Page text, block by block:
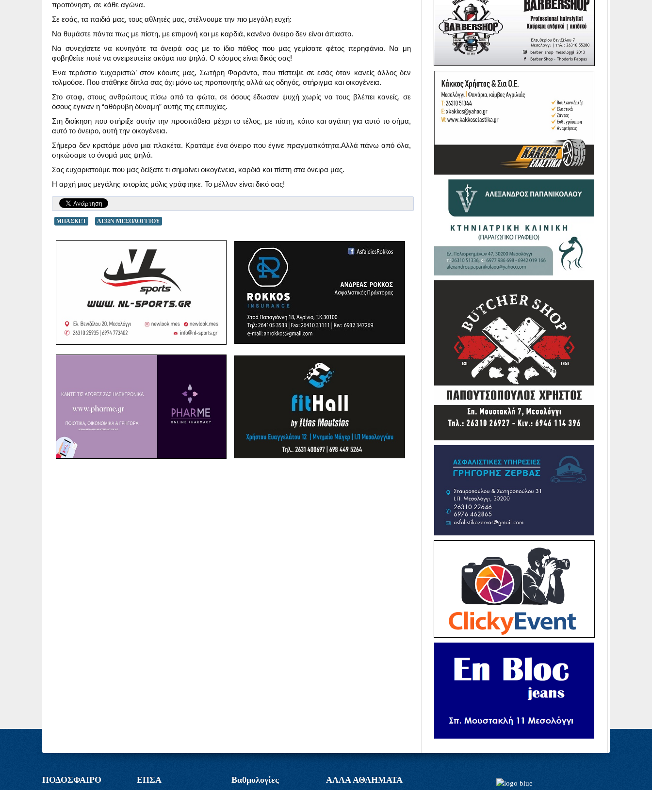
προπόνηση, σε κάθε αγώνα.
Σε εσάς, τα παιδιά μας, τους αθλητές μας, στέλνουμε την πιο μεγάλη ευχή:
Να θυμάστε πάντα πως με πίστη, με επιμονή και με καρδιά, κανένα όνειρο δεν είναι άπιαστο.
Να συνεχίσετε να κυνηγάτε τα όνειρά σας με το ίδιο πάθος που μας γεμίσατε φέτος περηφάνια. Να μη
φοβηθείτε ποτέ να ονειρευτείτε ακόμα πιο ψηλά. Ο κόσμος είναι δικός σας!
Ένα τεράστιο ‘ευχαριστώ’ στον κόουτς μας, Σωτήρη Φαράντο, που πίστεψε σε εσάς όταν κανείς άλλος δεν
τολμούσε. Που στάθηκε δίπλα σας όχι μόνο ως προπονητής αλλά ως οδηγός, στήριγμα και οικογένεια.
Στο σταφ, στους ανθρώπους πίσω από τα φώτα, σε όσους έδωσαν ψυχή χωρίς να τους βλέπει κανείς, σε
όσους έγιναν η “αθόρυβη δύναμη” αυτής της επιτυχίας.
Στη διοίκηση που στήριξε αυτήν την προσπάθεια μέχρι το τέλος, με πίστη, κόπο και αγάπη για αυτό το σήμα,
αυτό το όνειρο, αυτή την οικογένεια.
Σήμερα δεν κρατάμε μόνο μια πλακέτα. Κρατάμε ένα όνειρο που έγινε πραγματικότητα.Αλλά πάνω από όλα,
σηκώσαμε το όνομά μας ψηλά.
Σας ευχαριστούμε που μας δείξατε τι σημαίνει οικογένεια, καρδιά και πίστη στα όνειρα μας.
Η αρχή μιας μεγάλης ιστορίας μόλις γράφτηκε. Το μέλλον είναι δικό σας!
ΜΠΑΣΚΕΤ ΛΕΩΝ ΜΕΣΟΛΟΓΓΙΟΥ
ΠΟΔΟΣΦΑΙΡΟ ΕΠΣΑ Βαθμολογίες ΑΛΛΑ ΑΘΛΗΜΑΤΑ